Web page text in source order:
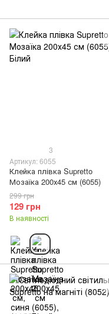
3
Артикул: 6055
Клейка плівка Supretto
Мозаїка 200х45 см (6055)
129 грн
299 грн
В наявності